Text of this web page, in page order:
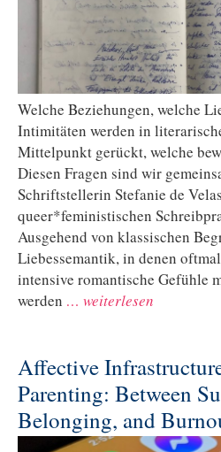
Welche Beziehungen, welche
Intimitäten werden in
Mittelpunkt gerückt, welche
Diesen Fragen sind wir
Schriftstellerin Stefanie de
queer*feministischen
Ausgehend von klassischen
Liebessemantik, in denen
intensive romantische Gefühle
werden … weiterlesen
Affective
Parenting: Between
Belonging, and